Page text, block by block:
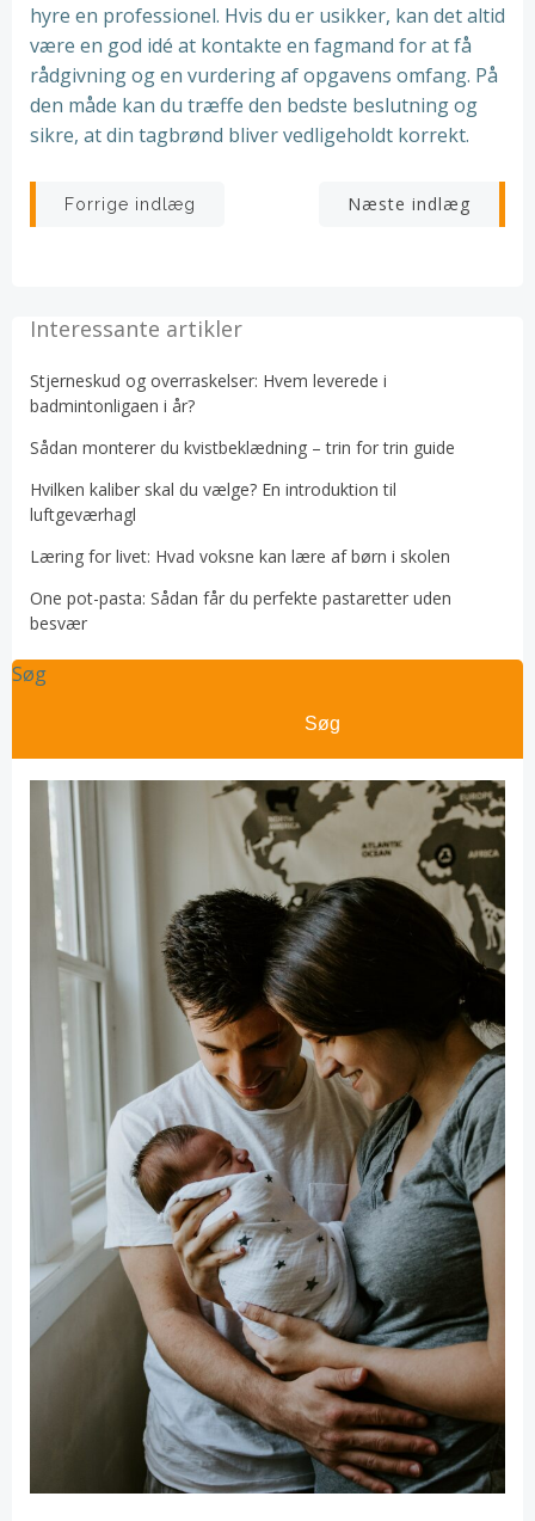
hyre en professionel. Hvis du er usikker, kan det altid
være en god idé at kontakte en fagmand for at få
rådgivning og en vurdering af opgavens omfang. På
den måde kan du træffe den bedste beslutning og
sikre, at din tagbrønd bliver vedligeholdt korrekt.
Indlægsnavigation
Forrige indlæg Næste indlæg
Interessante artikler
Stjerneskud og overraskelser: Hvem leverede i
badmintonligaen i år?
Sådan monterer du kvistbeklædning – trin for trin guide
Hvilken kaliber skal du vælge? En introduktion til
luftgeværhagl
Læring for livet: Hvad voksne kan lære af børn i skolen
One pot-pasta: Sådan får du perfekte pastaretter uden
besvær
Søg
Søg